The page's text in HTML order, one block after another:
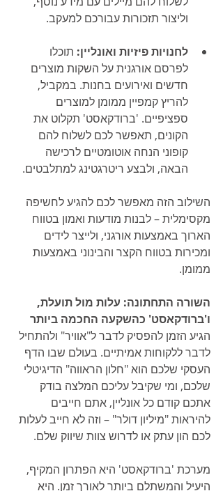
וליצור תזכורות עבורכם למעקב.
לחנויות פיזיות ואונליין: תוכלו
לפרסם אורגנית על השקות מוצרים
חדשים ואירועים בחנות. במקביל,
להריץ קמפיין ממומן למוצרים
ספציפיים. 'ברודקאסט' תקלוט את
הקונים, תאפשר לכם לשלוח להם
קופוני הנחה אוטומטיים לרכישה
הבאה, ולבצע ריטרגטינג למתלבטים.
השילוב הזה מאפשר לכם להגיע לחשיפה
מקסימלית – לבנות מודעות ואמון בטווח
הארוך באמצעות אורגני, ולייצר לידים
ומכירות בטווח הקצר והבינוני באמצעות
ממומן.
השורה התחתונה: עלות מול תועלת,
ו'ברודקאסט' כהשקעה החכמה ביותר
הגיע הזמן להפסיק לדבר ל"אוויר" ולהתחיל
לדבר ללקוחות אמיתיים. בעולם שבו הדף
העסקי שלכם הוא "חלון הראווה" הדיגיטלי
שלכם, ומי שקיבל עליכם המלצה בודק
אתכם קודם כל אונליין, אתם חייבים
להיראות "מיליון דולר" – וזה לא חייב לעלות
לכם הון עתק או לדרוש צוות שיווק שלם.
מערכת 'ברודקאסט' היא הפתרון המקיף,
היעיל והמשתלם ביותר לאורך זמן. היא